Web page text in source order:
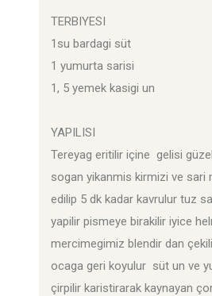
TERBIYESI
1su bardagi süt
1 yumurta sarisi
1, 5 yemek kasigi un
YAPILISI
Tereyag eritilir içine gelisi
sogan yikanmis kirmizi ve sari
edilip 5 dk kadar kavrulur tuz
yapilir pismeye birakilir iyice
mercimegimiz blendir dan
ocaga geri koyulur süt un ve
çirpilir karistirarak kaynayan